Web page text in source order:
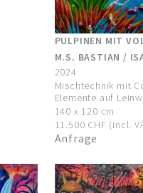
PULPINEN MIT
M.S. BASTIAN /
2024
Mischtechnik mit
Elemente auf
140 x 120 cm
11.500 CHF (incl.
Anfrage